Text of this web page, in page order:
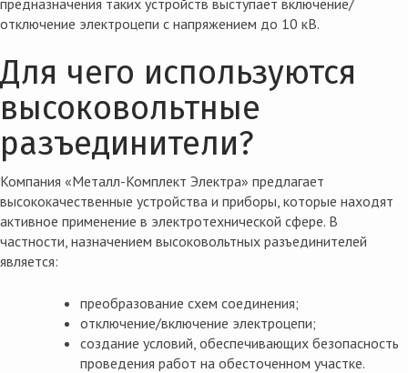
отключение электроцепи с напряжением до 10 кВ.
Для чего используются
высоковольтные
разъединители?
Компания «Металл-Комплект Электра» предлагает
высококачественные устройства и приборы, которые находят
активное применение в электротехнической сфере. В
частности, назначением высоковольтных разъединителей
является:
преобразование схем соединения;
отключение/включение электроцепи;
создание условий, обеспечивающих безопасность
проведения работ на обесточенном участке.